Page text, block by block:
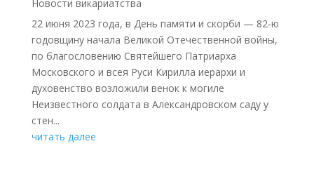
Новости викариатства
22 июня 2023 года, в День памяти и скорби — 82-ю
годовщину начала Великой Отечественной войны,
по благословению Святейшего Патриарха
Московского и всея Руси Кирилла иерархи и
духовенство возложили венок к могиле
Неизвестного солдата в Александровском саду у
стен...
читать далее